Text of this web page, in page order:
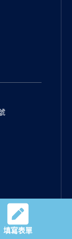
填寫表單
7號